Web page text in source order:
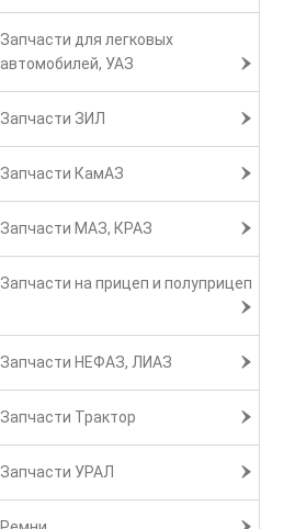
Запчасти для легковых
автомобилей, УАЗ
Запчасти ЗИЛ
Запчасти КамАЗ
Запчасти МАЗ, КРАЗ
Запчасти на прицеп и полуприцеп
Запчасти НЕФАЗ, ЛИАЗ
Запчасти Трактор
Запчасти УРАЛ